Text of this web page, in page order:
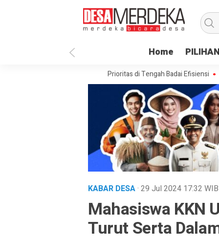
Home PILIHAN
Paenre Lompoe Merajut Prioritas di Tengah Badai Efisiensi
KABAR DESA· 29 Jul 2024 17:32 WIB
Mahasiswa KKN
Turut Serta